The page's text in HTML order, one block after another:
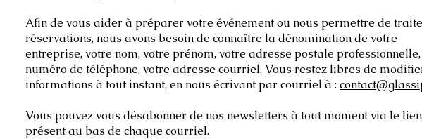
Afin de vous aider à préparer votre événement ou nous permettre de
réservations, nous avons besoin de connaître la dénomination de votre
entreprise, votre nom, votre prénom, votre adresse postale
numéro de téléphone, votre adresse courriel. Vous restez libres de
informations à tout instant, en nous écrivant par courriel à :
Vous pouvez vous désabonner de nos newsletters à tout moment via le lien
présent au bas de chaque courriel.